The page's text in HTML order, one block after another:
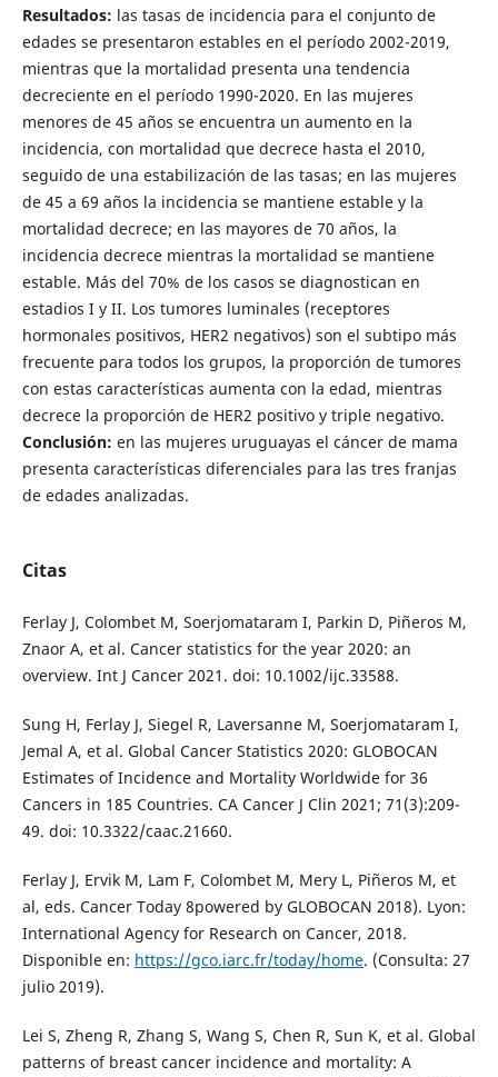
Resultados: las tasas de incidencia para el conjunto de
edades se presentaron estables en el período 2002-2019,
mientras que la mortalidad presenta una tendencia
decreciente en el período 1990-2020. En las mujeres
menores de 45 años se encuentra un aumento en la
incidencia, con mortalidad que decrece hasta el 2010,
seguido de una estabilización de las tasas; en las mujeres
de 45 a 69 años la incidencia se mantiene estable y la
mortalidad decrece; en las mayores de 70 años, la
incidencia decrece mientras la mortalidad se mantiene
estable. Más del 70% de los casos se diagnostican en
estadios I y II. Los tumores luminales (receptores
hormonales positivos, HER2 negativos) son el subtipo más
frecuente para todos los grupos, la proporción de tumores
con estas características aumenta con la edad, mientras
decrece la proporción de HER2 positivo y triple negativo.
Conclusión: en las mujeres uruguayas el cáncer de mama
presenta características diferenciales para las tres franjas
de edades analizadas.
Citas
Ferlay J, Colombet M, Soerjomataram I, Parkin D, Piñeros M,
Znaor A, et al. Cancer statistics for the year 2020: an
overview. Int J Cancer 2021. doi: 10.1002/ijc.33588.
Sung H, Ferlay J, Siegel R, Laversanne M, Soerjomataram I,
Jemal A, et al. Global Cancer Statistics 2020: GLOBOCAN
Estimates of Incidence and Mortality Worldwide for 36
Cancers in 185 Countries. CA Cancer J Clin 2021; 71(3):209-
49. doi: 10.3322/caac.21660.
Ferlay J, Ervik M, Lam F, Colombet M, Mery L, Piñeros M, et
al, eds. Cancer Today 8powered by GLOBOCAN 2018). Lyon:
International Agency for Research on Cancer, 2018.
Disponible en: https://gco.iarc.fr/today/home. (Consulta: 27
julio 2019).
Lei S, Zheng R, Zhang S, Wang S, Chen R, Sun K, et al. Global
patterns of breast cancer incidence and mortality: A